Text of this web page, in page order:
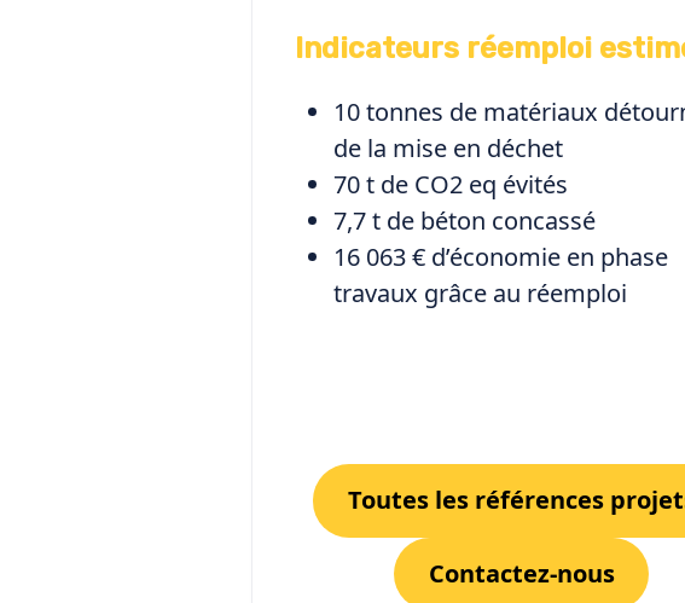
Indicateurs réemploi
10 tonnes de matériaux
de la mise en déchet
70 t de CO2 eq évités
7,7 t de béton concassé
16 063 € d’économie en phase
travaux grâce au réemploi
Toutes les références
Contactez-nous